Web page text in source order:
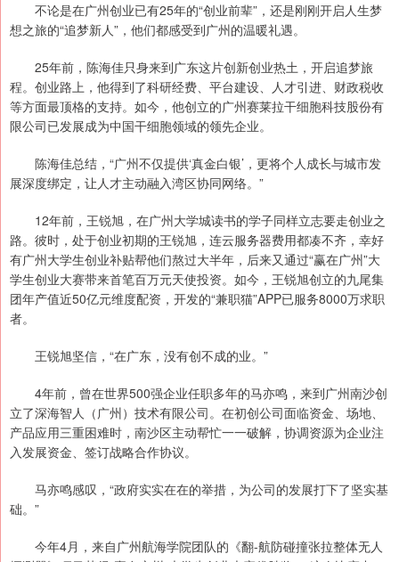
不论是在广州创业已有25年的“创业前辈”，还是刚刚开启人生梦
想之旅的“追梦新人”，他们都感受到广州的温暖礼遇。
25年前，陈海佳只身来到广东这片创新创业热土，开启追梦旅
程。创业路上，他得到了科研经费、平台建设、人才引进、财政税收
等方面最顶格的支持。如今，他创立的广州赛莱拉干细胞科技股份有
限公司已发展成为中国干细胞领域的领先企业。
陈海佳总结，“广州不仅提供‘真金白银’，更将个人成长与城市发
展深度绑定，让人才主动融入湾区协同网络。”
12年前，王锐旭，在广州大学城读书的学子同样立志要走创业之
路。彼时，处于创业初期的王锐旭，连云服务器费用都凑不齐，幸好
有广州大学生创业补贴帮他们熬过大半年，后来又通过“赢在广州”大
学生创业大赛带来首笔百万元天使投资。如今，王锐旭创立的九尾集
团年产值近50亿元维度配资，开发的“兼职猫”APP已服务8000万求职
者。
王锐旭坚信，“在广东，没有创不成的业。”
4年前，曾在世界500强企业任职多年的马亦鸣，来到广州南沙创
立了深海智人（广州）技术有限公司。在初创公司面临资金、场地、
产品应用三重困难时，南沙区主动帮忙一一破解，协调资源为企业注
入发展资金、签订战略合作协议。
马亦鸣感叹，“政府实实在在的举措，为公司的发展打下了坚实基
础。”
今年4月，来自广州航海学院团队的《翻-航防碰撞张拉整体无人